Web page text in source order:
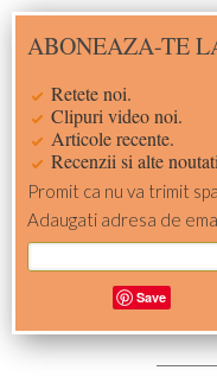
Skip
to
Skip
to
Skip
to
Skip
to
ABONEAZA-TE
Retete noi.
Clipuri video noi.
Articole recente.
Recenzii si alte
Promit ca nu va trimit
Adaugati adresa de
Save